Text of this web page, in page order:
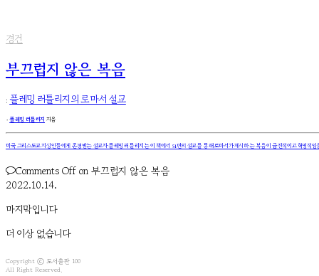
경건
부끄럽지 않은 복음
: 플레밍 러틀리지의 로마서 설교
۰플레밍 러틀리지 지음
미국 그리스도교 지성인들에게 존경받는 설교자 플레밍 러틀리지는 이 책에서 51편의 설교를 통해 로마서가 제시하는 복음이 급진적이고 혁명
Comments Off on 부끄럽지 않은 복음
2022.10.14.
마지막입니다
더 이상 없습니다
Copyright ⓒ 도서출판 100
All Right Reserved.